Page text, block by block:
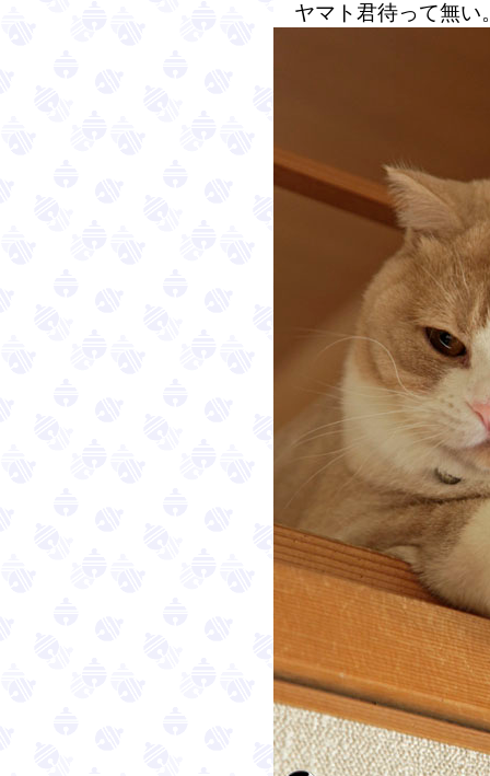
ヤマト君待って